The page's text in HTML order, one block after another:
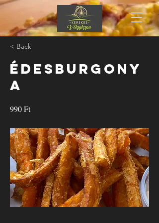
< Back
Édesburgony
a
990 Ft